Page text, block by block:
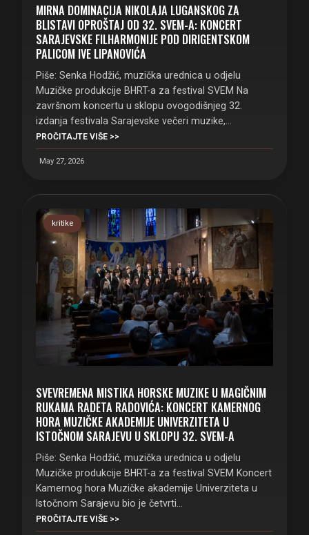
MIRNA DOMINACIJA NIKOLAJA LUGANSKOG ZA
BLISTAVI OPROŠTAJ OD 32. SVEM-A: KONCERT
SARAJEVSKE FILHARMONIJE POD DIRIGENTSKOM
PALICOM IVE LIPANOVIĆA
Piše: Senka Hodžić, muzička urednica u odjelu
Muzičke produkcije BHRT-a za festival SVEM Na
završnom koncertu u sklopu ovogodišnjeg 32.
izdanja festivala Sarajevske večeri muzike,…
May 27, 2026
PROČITAJTE VIŠE >>
kritike
SVEVREMENA MISTIKA HORSKE MUZIKE U MAGIČNIM
RUKAMA RADETA RADOVIĆA: KONCERT KAMERNOG
HORA MUZIČKE AKADEMIJE UNIVERZITETA U
ISTOČNOM SARAJEVU U SKLOPU 32. SVEM-A
Piše: Senka Hodžić, muzička urednica u odjelu
Muzičke produkcije BHRT-a za festival SVEM Koncert
Kamernog hora Muzičke akademije Univerziteta u
Istočnom Sarajevu bio je četvrti…
PROČITAJTE VIŠE >>